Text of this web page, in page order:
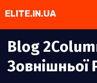
Blog
Зовнішньої